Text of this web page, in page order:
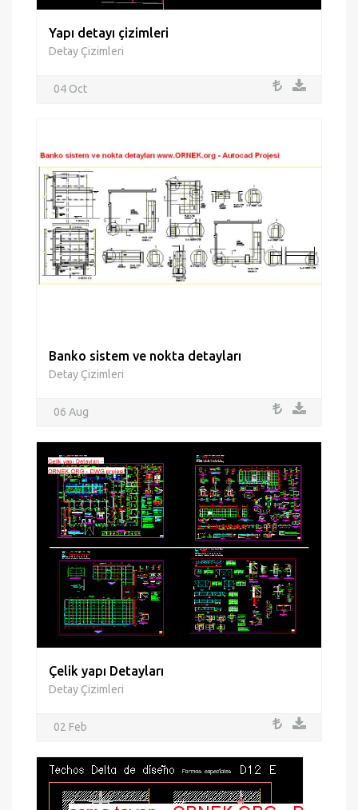
Yapı detayı çizimleri
Detay Çizimleri
04 Oct
Banko sistem ve nokta detayları
Detay Çizimleri
06 Aug
Çelik yapı Detayları
Detay Çizimleri
02 Feb